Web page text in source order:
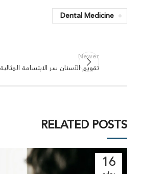
Dental Medicine
Newer
تقويم الأسنان سر الابتسامة المثالية
RELATED POSTS
16